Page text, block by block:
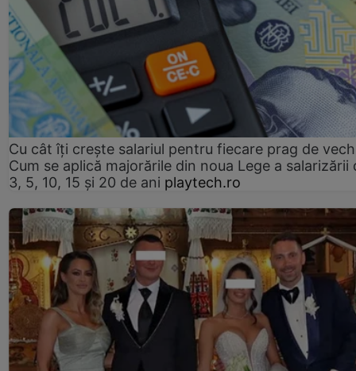
Cu cât îți crește salariul pentru fiecare prag de
Cum se aplică majorările din noua Lege a salarizării
3, 5, 10, 15 și 20 de ani playtech.ro